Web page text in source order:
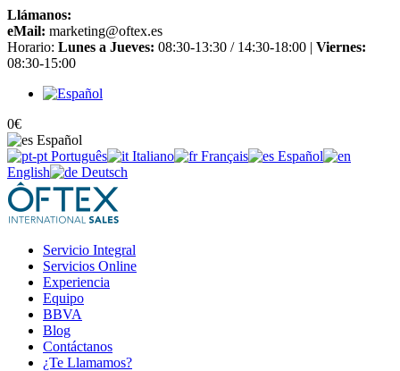
Llámanos:
eMail: marketing@oftex.es
Horario: Lunes a Jueves: 08:30-13:30 / 14:30-18:00 | Viernes:
08:30-15:00
0€
Español
Português
Italiano Français
Español
English
Deutsch
Servicio Integral
Servicios Online
Experiencia
Equipo
BBVA
Blog
Contáctanos
¿Te Llamamos?